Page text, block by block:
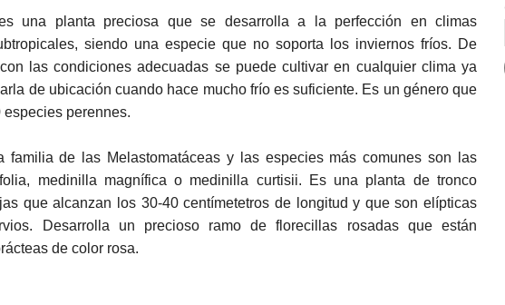
una planta preciosa que se desarrolla a la perfección en climas
siendo una especie que no soporta los inviernos fríos. De
las condiciones adecuadas se puede cultivar en cualquier clima ya
de ubicación cuando hace mucho frío es suficiente. Es un género que
perennes.
familia de las Melastomatáceas y las especies más comunes son las
medinilla magnífica o medinilla curtisii. Es una planta de tronco
que alcanzan los 30-40 centímetetros de longitud y que son elípticas
Desarrolla un precioso ramo de florecillas rosadas que están
de color rosa.